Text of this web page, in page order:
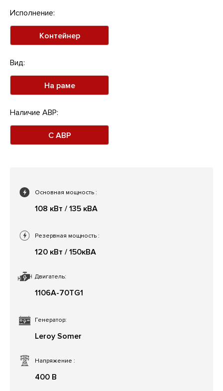
Исполнение:
Контейнер
Вид:
На раме
Наличие АВР:
С АВР
Основная мощность :
108 кВт / 135 кВА
Двигатель:
1106A-70TG1
Напряжение :
400 В
Резервная мощность :
120 кВт / 150кВА
Генератор:
Leroy Somer